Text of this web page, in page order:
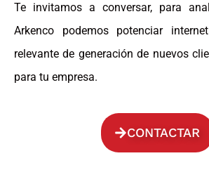
Te invitamos a conversar, para
Arkenco podemos potenciar
relevante de generación de nuevos
para tu empresa.
CONTACTAR